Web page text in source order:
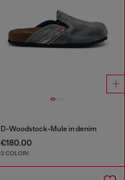
D-Woodstock-Mule in denim
€180.00
2 COLORI